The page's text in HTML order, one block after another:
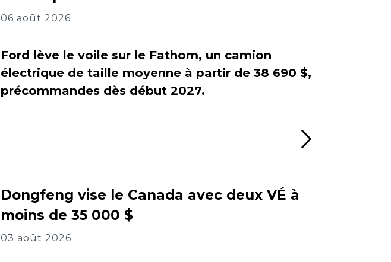
06 août 2026
Ford lève le voile sur le Fathom, un camion
électrique de taille moyenne à partir de 38 690 $,
précommandes dès début 2027.
Dongfeng vise le Canada avec deux VÉ à
moins de 35 000 $
03 août 2026